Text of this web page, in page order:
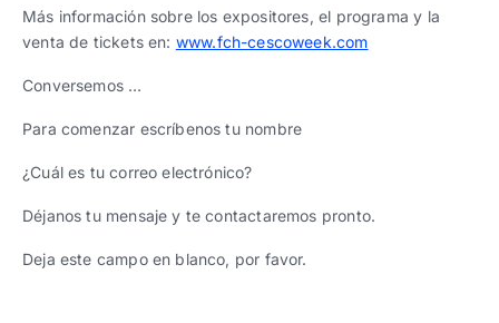
Más información sobre los expositores, el programa y la
venta de tickets en: www.fch-cescoweek.com
Conversemos …
Para comenzar escríbenos tu nombre
¿Cuál es tu correo electrónico?
Déjanos tu mensaje y te contactaremos pronto.
Deja este campo en blanco, por favor.